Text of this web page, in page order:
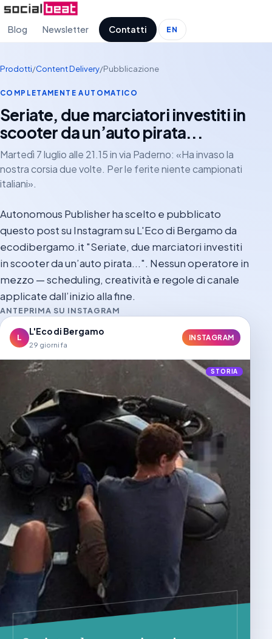
Blog Newsletter Contatti EN
Prodotti/Content Delivery/Pubblicazione
COMPLETAMENTE AUTOMATICO
Seriate, due marciatori investiti in
scooter da un’auto pirata...
Martedì 7 luglio alle 21.15 in via Paderno: «Ha invaso la
nostra corsia due volte. Per le ferite niente campionati
italiani».
Autonomous Publisher ha scelto e pubblicato
questo post su Instagram su L'Eco di Bergamo da
ecodibergamo.it "Seriate, due marciatori investiti
in scooter da un’auto pirata...". Nessun operatore in
mezzo — scheduling, creatività e regole di canale
applicate dall’inizio alla fine.
ANTEPRIMA SU INSTAGRAM
L
L'Eco di Bergamo
29 giorni fa
INSTAGRAM
STORIA